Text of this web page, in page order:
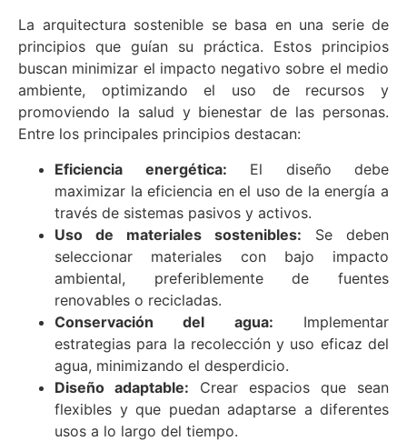
La arquitectura sostenible se basa en una serie de
principios que guían su práctica. Estos principios
buscan minimizar el impacto negativo sobre el medio
ambiente, optimizando el uso de recursos y
promoviendo la salud y bienestar de las personas.
Entre los principales principios destacan:
Eficiencia energética: El diseño debe
maximizar la eficiencia en el uso de la energía a
través de sistemas pasivos y activos.
Uso de materiales sostenibles: Se deben
seleccionar materiales con bajo impacto
ambiental, preferiblemente de fuentes
renovables o recicladas.
Conservación del agua: Implementar
estrategias para la recolección y uso eficaz del
agua, minimizando el desperdicio.
Diseño adaptable: Crear espacios que sean
flexibles y que puedan adaptarse a diferentes
usos a lo largo del tiempo.